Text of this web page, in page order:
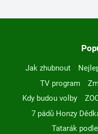
Jak zhubnout
TV program
Kdy budou volby
7 pádů Honzy
Tatarák